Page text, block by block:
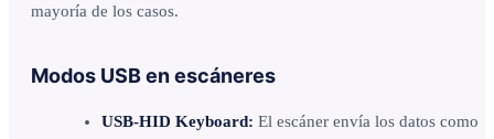
mayoría de los casos.
Modos USB en escáneres
USB-HID Keyboard: El escáner envía los datos como